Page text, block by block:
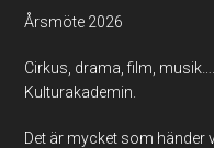
Årsmöte 2026
Cirkus, drama, film,
Kulturakademin.
Det är mycket som händer